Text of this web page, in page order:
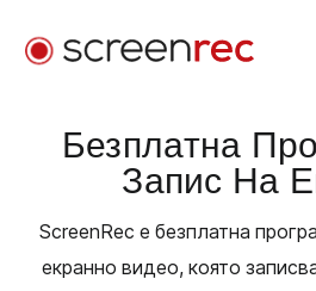
Вход
Безплатна
Запис На
ScreenRec е безплатна
екранно видео, която